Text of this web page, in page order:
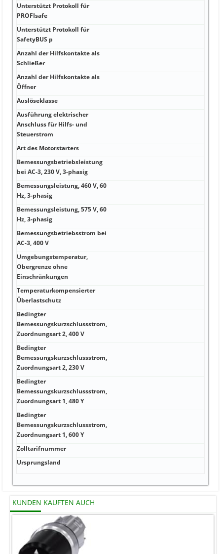
Unterstützt Protokoll für
PROFIsafe
Unterstützt Protokoll für
SafetyBUS p
Anzahl der Hilfskontakte als
Schließer
Anzahl der Hilfskontakte als
Öffner
Auslöseklasse
Ausführung elektrischer
Anschluss für Hilfs- und
Steuerstrom
Art des Motorstarters
Bemessungsbetriebsleistung
bei AC-3, 230 V, 3-phasig
Bemessungsleistung, 460 V, 60
Hz, 3-phasig
Bemessungsleistung, 575 V, 60
Hz, 3-phasig
Bemessungsbetriebsstrom bei
AC-3, 400 V
Umgebungstemperatur,
Obergrenze ohne
Einschränkungen
Temperaturkompensierter
Überlastschutz
Bedingter
Bemessungskurzschlussstrom,
Zuordnungsart 2, 400 V
Bedingter
Bemessungskurzschlussstrom,
Zuordnungsart 2, 230 V
Bedingter
Bemessungskurzschlussstrom,
Zuordnungsart 1, 480 Y
Bedingter
Bemessungskurzschlussstrom,
Zuordnungsart 1, 600 Y
Zolltarifnummer
Ursprungsland
KUNDEN KAUFTEN AUCH